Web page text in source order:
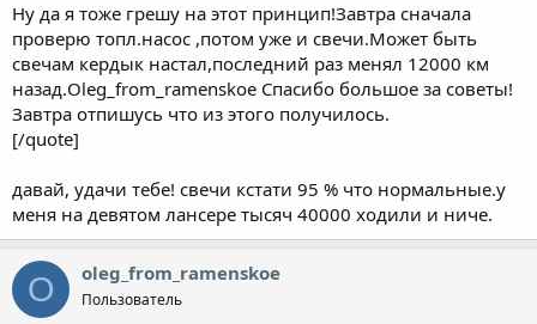
Ну да я тоже грешу на этот принцип!Завтра сначала
проверю топл.насос ,потом уже и свечи.Может быть
свечам кердык настал,последний раз менял 12000 км
назад.Oleg_from_ramenskoe Спасибо большое за советы!
Завтра отпишусь что из этого получилось.
[/quote]
давай, удачи тебе! свечи кстати 95 % что нормальные.у
меня на девятом лансере тысяч 40000 ходили и ниче.
O oleg_from_ramenskoe
Пользователь